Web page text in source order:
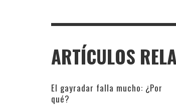
ARTÍCULOS
El gayradar falla mucho: ¿Por
qué?